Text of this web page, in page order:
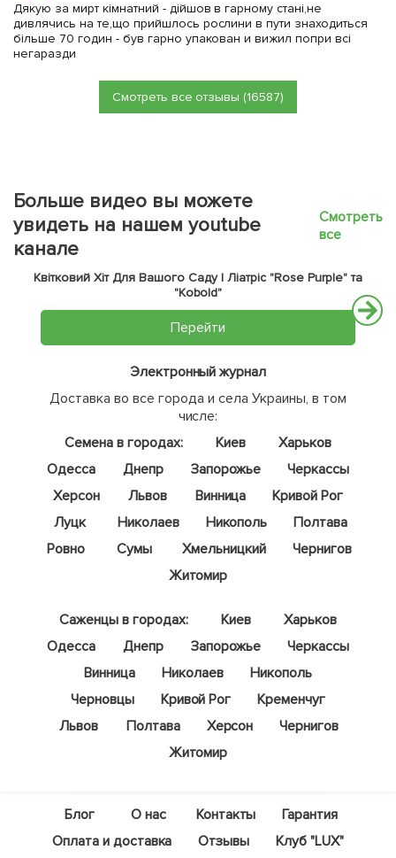
Дякую за мирт кімнатний - дійшов в гарному стані,не
дивлячись на те,що прийшлось рослини в пути знаходиться
більше 70 годин - був гарно упакован и вижил попри всі
негаразди
Смотреть все отзывы (16587)
Больше видео вы можете
увидеть на нашем youtube
канале
Смотреть
все
Квітковий Хіт Для Вашого Саду | Ліатріс "Rose Purple" та
"Kobold"
Перейти
Электронный журнал
Доставка во все города и села Украины, в том
числе:
Семена в городах:
Киев
Харьков
Одесса
Днепр Запорожье
Черкассы
Херсон
Львов Винница
Кривой Рог
Луцк
Николаев Никополь
Полтава
Ровно
Сумы Хмельницкий
Чернигов
Житомир
Саженцы в городах: Киев
Харьков
Одесса
Днепр Запорожье
Черкассы
Винница
Николаев
Никополь
Черновцы
Кривой Рог
Кременчуг
Львов
Полтава Херсон
Чернигов
Житомир
Блог О нас Контакты
Гарантия
Оплата и доставка
Отзывы
Клуб "LUX"